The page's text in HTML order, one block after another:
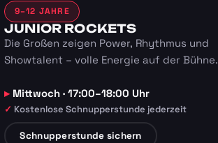
9–12 JAHRE
JUNIOR ROCKETS
Die Großen zeigen Power, Rhythmus und
Showtalent – volle Energie auf der Bühne.
Mittwoch · 17:00–18:00 Uhr
Kostenlose Schnupperstunde jederzeit
Schnupperstunde sichern